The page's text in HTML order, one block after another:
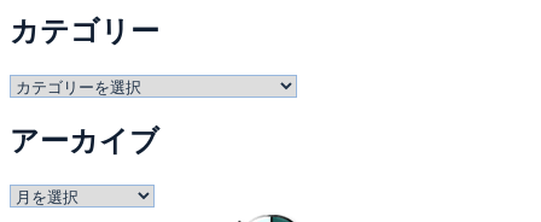
カテゴリー
カ
ゴ
ー
アーカイブ
ア